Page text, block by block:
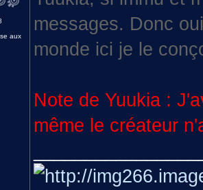
aux
messages. Donc
monde ici je le
Note de Yuukia :
même le créateur